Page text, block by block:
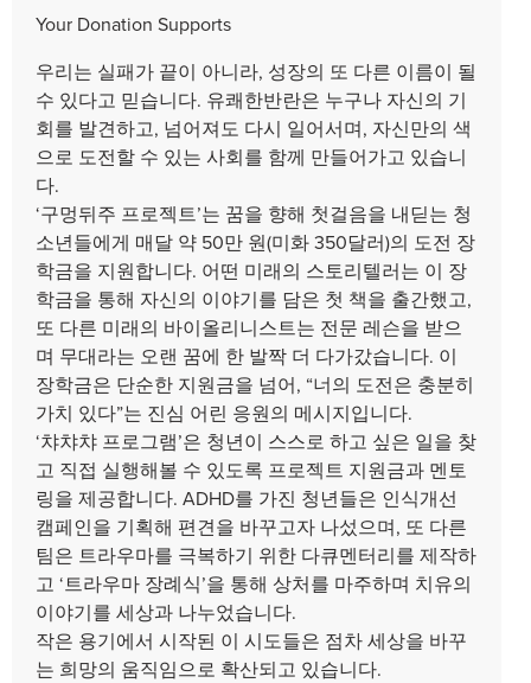
Your Donation Supports
우리는 실패가 끝이 아니라, 성장의 또 다른 이름이 될
수 있다고 믿습니다. 유쾌한반란은 누구나 자신의 기
회를 발견하고, 넘어져도 다시 일어서며, 자신만의 색
으로 도전할 수 있는 사회를 함께 만들어가고 있습니
다.
‘구멍뒤주 프로젝트’는 꿈을 향해 첫걸음을 내딛는 청
소년들에게 매달 약 50만 원(미화 350달러)의 도전 장
학금을 지원합니다. 어떤 미래의 스토리텔러는 이 장
학금을 통해 자신의 이야기를 담은 첫 책을 출간했고,
또 다른 미래의 바이올리니스트는 전문 레슨을 받으
며 무대라는 오랜 꿈에 한 발짝 더 다가갔습니다. 이
장학금은 단순한 지원금을 넘어, “너의 도전은 충분히
가치 있다”는 진심 어린 응원의 메시지입니다.
‘챠챠챠 프로그램’은 청년이 스스로 하고 싶은 일을 찾
고 직접 실행해볼 수 있도록 프로젝트 지원금과 멘토
링을 제공합니다. ADHD를 가진 청년들은 인식개선
캠페인을 기획해 편견을 바꾸고자 나섰으며, 또 다른
팀은 트라우마를 극복하기 위한 다큐멘터리를 제작하
고 ‘트라우마 장례식’을 통해 상처를 마주하며 치유의
이야기를 세상과 나누었습니다.
작은 용기에서 시작된 이 시도들은 점차 세상을 바꾸
는 희망의 움직임으로 확산되고 있습니다.